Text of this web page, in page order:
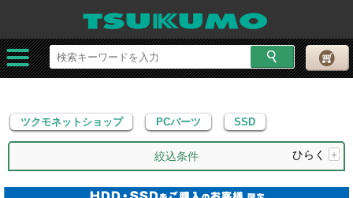
ツクモネットショップ PCパーツ
ツクモネットショップ PCパーツ SSD
絞込条件 ひらく +